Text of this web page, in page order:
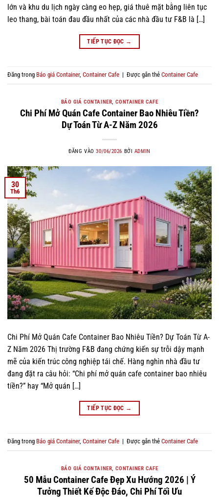
lớn và khu du lịch ngày càng eo hẹp, giá thuê mặt bằng liên tục
leo thang, bài toán đau đầu nhất của các nhà đầu tư F&B là […]
TIẾP TỤC ĐỌC →
Đăng trong Báo giá Container, Container Cafe | Được gắn thẻ Container Cafe
BÁO GIÁ CONTAINER,CONTAINER CAFE
Chi Phí Mở Quán Cafe Container Bao Nhiêu Tiền?
Dự Toán Từ A-Z Năm 2026
ĐĂNG VÀO30/06/2026 BỞI ADMIN
30
Th6
Chi Phí Mở Quán Cafe Container Bao Nhiêu Tiền? Dự Toán Từ A-
Z Năm 2026 Thị trường F&B đang chứng kiến sự trỗi dậy mạnh
mẽ của kiến trúc công nghiệp tái chế. Hàng nghìn nhà đầu tư
đang đặt ra câu hỏi: “Chi phí mở quán cafe container bao nhiêu
tiền?” hay “Mở quán […]
TIẾP TỤC ĐỌC →
Đăng trong Báo giá Container, Container Cafe | Được gắn thẻ Container Cafe
BÁO GIÁ CONTAINER,CONTAINER CAFE
50 Mẫu Container Cafe Đẹp Xu Hướng 2026 | Ý
Tưởng Thiết Kế Độc Đáo, Chi Phí Tối Ưu